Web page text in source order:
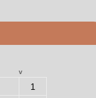
v
1